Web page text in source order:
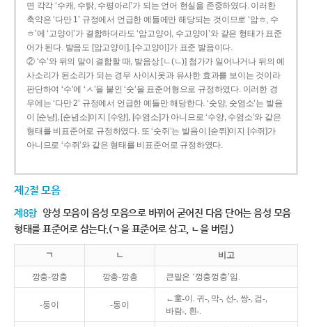
면 각각 ‘수캐, 수탉, 수평아리’가 되는 언어 현실을 존중하였다. 이러한
축약은 ‘다만 1’ 규정에서 언급한 예들에만 해당되는 것이므로 ‘암ㅎ, 수
ㅎ’에 ‘고양이’가 결합하더라도 ‘암고양이, 수고양이’와 같은 형태가 표준
어가 된다. 발음도 [암고양이], [수고양이]가 표준 발음이다.
② ‘수’와 뒤의 말이 결합할 때, 발음상 [ㄴ(ㄴ)] 첨가가 일어나거나 뒤의 예
사소리가 된소리가 되는 경우 사이시옷과 유사한 효과를 보이는 것이라
판단하여 ‘수’에 ‘ㅅ’을 붙인 ‘숫’을 표준어형으로 규정하였다. 이러한 경
우에는 ‘다만 2’ 규정에서 언급한 예들만 해당한다. ‘숫양, 숫염소’는 발음
이 [순냥], [순념소]이지 [수양], [수염소]가 아니므로 ‘수양, 수염소’와 같은
형태를 비표준어로 규정하였다. 또 ‘숫쥐’는 발음이 [숟쮜]이지 [수쥐]가
아니므로 ‘수쥐’와 같은 형태를 비표준어로 규정하였다.
제2절 모음
제8항 양성 모음이 음성 모음으로 바뀌어 굳어진 다음 단어는 음성 모음
형태를 표준어로 삼는다.(ㄱ을 표준어로 삼고, ㄴ을 버림.)
ㄱ ㄴ 비고
깡충-깡충 깡총-깡총 큰말은 ‘껑충껑충’임.
-둥이 -동이
←童-이. 귀-, 막-, 선-, 쌍-, 검-,
바람-, 흰-.